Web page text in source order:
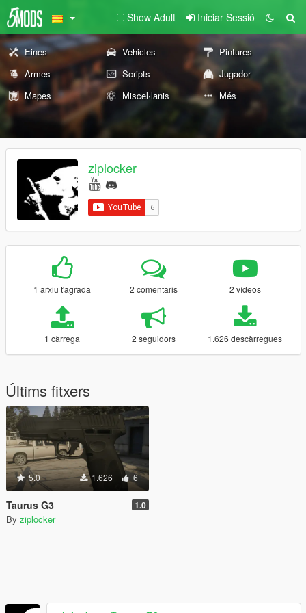
Show Adult Iniciar Sessió
Eines Vehicles
Pintures
Armes
Scripts
Jugador
Mapes
Miscel·lanis Més
ziplocker
1 arxiu t'agrada 2 comentaris 2 vídeos
1 càrrega 2 seguidors 1.626 descàrregues
Últims fitxers
5.0 1.626 6
Taurus G3 1.0
By ziplocker